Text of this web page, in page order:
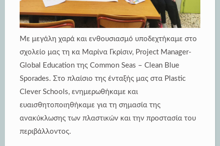
Με μεγάλη χαρά και ενθουσιασμό υποδεχτήκαμε στο
σχολείο μας τη κα Μαρίνα Γκρίσιν, Project Manager-
Global Education της Common Seas – Clean Blue
Sporades. Στο πλαίσιο της ένταξής μας στα Plastic
Clever Schools, ενημερωθήκαμε και
ευαισθητοποιηθήκαμε για τη σημασία της
ανακύκλωσης των πλαστικών και την προστασία του
περιβάλλοντος.